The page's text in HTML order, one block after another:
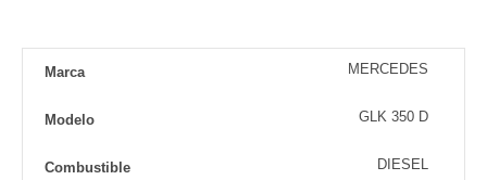
Marca MERCEDES
Modelo GLK 350 D
Combustible DIESEL